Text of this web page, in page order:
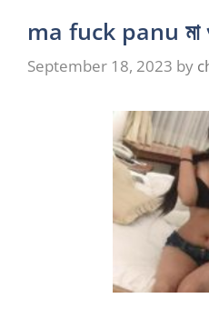
ma fuck panu মা ও
September 18, 2023 by